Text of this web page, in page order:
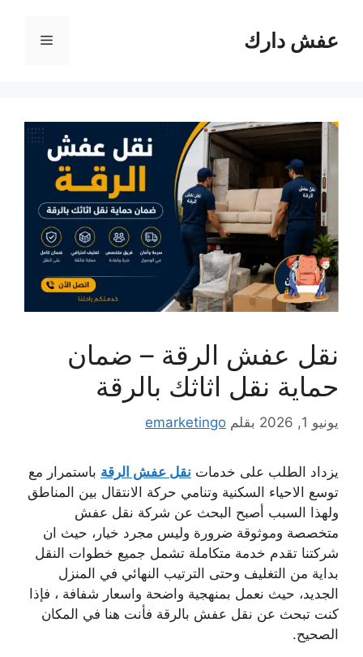
المحتوىعفش دارك القائمة
نقل عفش الرقة – ضمان
حماية نقل اثاثك بالرقة
يونيو 1, 2026 بقلم emarketingo
يزداد الطلب على خدمات نقل عفش الرقة باستمرار مع
توسع الاحياء السكنية وتنامي حركة الانتقال بين المناطق
ولهذا السبب أصبح البحث عن شركة نقل عفش
متخصصة وموثوقة ضرورة وليس مجرد خيار، حيث ان
شركتنا تقدم خدمة متكاملة تشمل جميع خطوات النقل
بداية من التغليف وحتى الترتيب النهائي في المنزل
الجديد، حيث نعمل بمنهجية واضحة واسعار شفافة ، فإذا
كنت تبحث عن نقل عفش بالرقة فأنت هنا في المكان
الصحيح.